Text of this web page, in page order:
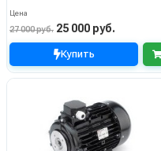
Цена
27 000 руб. 25 000 руб.
Купить